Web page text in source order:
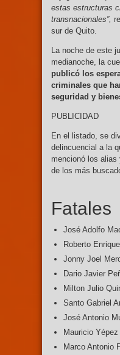
estas estructuras
transnacionales”,
sur de Quito.
La noche de este
medianoche, la
publicó los
criminales que
seguridad y
PUBLICIDAD
En el listado, se
delincuencial a la
mencionó los
de los más
Fatales
José Adolfo
Roberto
Jonny Joel
Dario Javier
Milton Julio
Santo Gabriel
José Antonio
Mauricio
Marco Antonio